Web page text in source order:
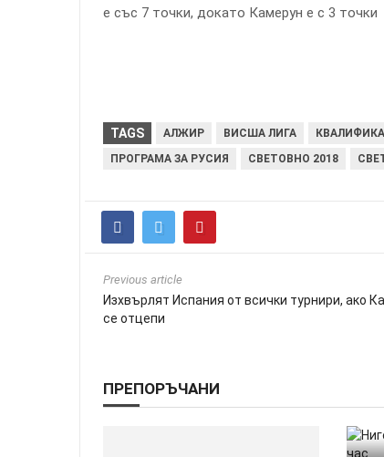
е със 7 точки, докато Камерун е с 3 точки
TAGS АЛЖИР ВИСША ЛИГА
ПРОГРАМА ЗА РУСИЯ
СВЕТОВНО 2018
Previous article
Изxвъpлят Испания от всички тypниpи, ако
се отцепи
ПРЕПОРЪЧАНИ